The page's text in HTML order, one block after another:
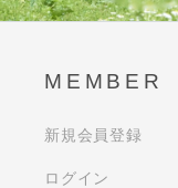
MEMBER
新規会員登録
ログイン